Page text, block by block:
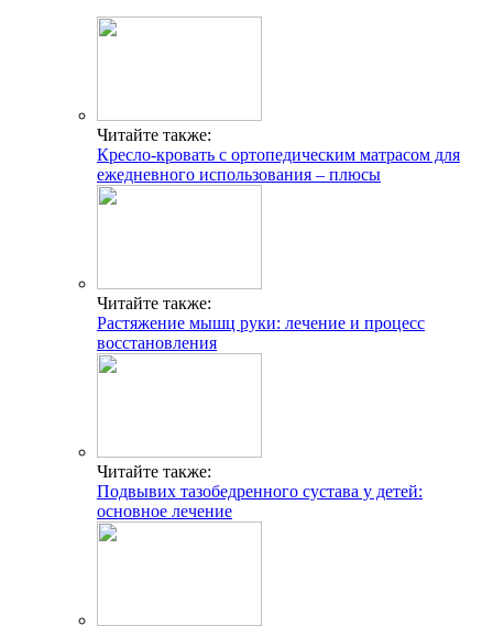
Читайте также:
Кресло-кровать с ортопедическим матрасом для
ежедневного использования – плюсы
Читайте также:
Растяжение мышц руки: лечение и процесс
восстановления
Читайте также:
Подвывих тазобедренного сустава у детей:
основное лечение